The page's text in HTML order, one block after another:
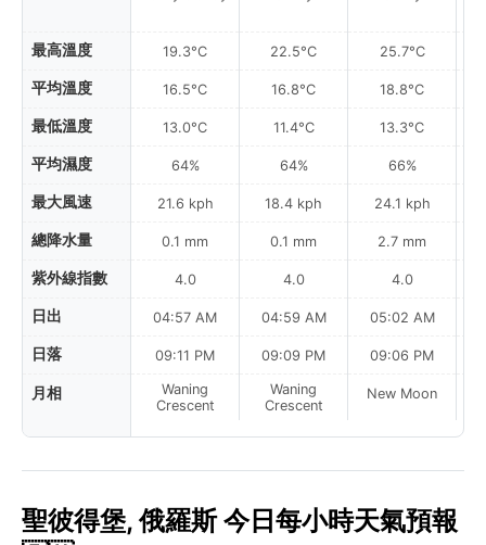
最高溫度
平均溫度
最低溫度
平均濕度
最大風速
總降水量
紫外線指數
日出
日落
月相
19.3°C
16.5°C
13.0°C
64%
21.6 kph
0.1 mm
4.0
04:57 AM
09:11 PM
Waning
Crescent
22.5°C
16.8°C
11.4°C
64%
18.4 kph
0.1 mm
4.0
04:59 AM
09:09 PM
Waning
Crescent
25.7°C
18.8°C
13.3°C
66%
24.1 kph
2.7 mm
4.0
05:02 AM
09:06 PM
New Moon
聖彼得堡, 俄羅斯 今日每小時天氣預報